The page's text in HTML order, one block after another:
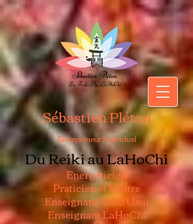
Sébastien Plétan
Entrepreneur Individuel
Du Reiki au LaHoChi
Energéticien
Praticien et Maître
Enseignant Reiki Usui
Enseignant LaHoChi